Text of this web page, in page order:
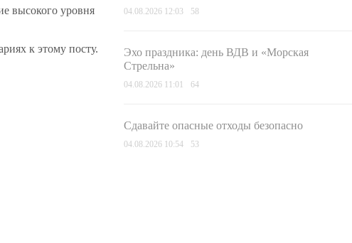
высокого уровня
к этому посту.
04.08.2026 12:03 58
Эхо праздника: день ВДВ и «Морская
Стрельна»
04.08.2026 11:01 64
Сдавайте опасные отходы безопасно
04.08.2026 10:54 53